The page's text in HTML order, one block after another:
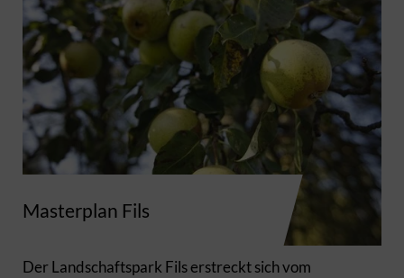
Masterplan Fils
Der Landschaftspark Fils erstreckt sich vom